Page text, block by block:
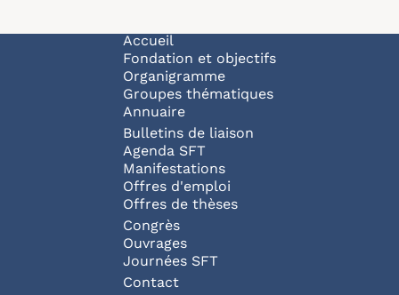
Navigation principale
Accueil
Fondation et objectifs
Organigramme
Groupes thématiques
Annuaire
Bulletins de liaison
Agenda SFT
Manifestations
Offres d'emploi
Offres de thèses
Congrès
Ouvrages
Journées SFT
Pied de page
Contact